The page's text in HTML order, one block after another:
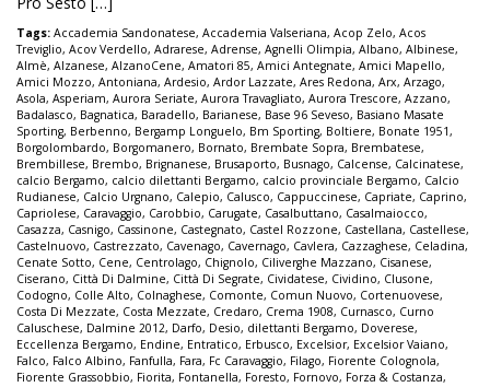
Tags: Accademia Sandonatese, Accademia Valseriana, Acop Zelo, Acos
Treviglio, Acov Verdello, Adrarese, Adrense, Agnelli Olimpia, Albano, Albinese,
Almè, Alzanese, AlzanoCene, Amatori 85, Amici Antegnate, Amici Mapello,
Amici Mozzo, Antoniana, Ardesio, Ardor Lazzate, Ares Redona, Arx, Arzago,
Asola, Asperiam, Aurora Seriate, Aurora Travagliato, Aurora Trescore, Azzano,
Badalasco, Bagnatica, Baradello, Barianese, Base 96 Seveso, Basiano Masate
Sporting, Berbenno, Bergamp Longuelo, Bm Sporting, Boltiere, Bonate 1951,
Borgolombardo, Borgomanero, Bornato, Brembate Sopra, Brembatese,
Brembillese, Brembo, Brignanese, Brusaporto, Busnago, Calcense, Calcinatese,
calcio Bergamo, calcio dilettanti Bergamo, calcio provinciale Bergamo, Calcio
Rudianese, Calcio Urgnano, Calepio, Calusco, Cappuccinese, Capriate, Caprino,
Capriolese, Caravaggio, Carobbio, Carugate, Casalbuttano, Casalmaiocco,
Casazza, Casnigo, Cassinone, Castegnato, Castel Rozzone, Castellana, Castellese,
Castelnuovo, Castrezzato, Cavenago, Cavernago, Cavlera, Cazzaghese, Celadina,
Cenate Sotto, Cene, Centrolago, Chignolo, Ciliverghe Mazzano, Cisanese,
Ciserano, Città Di Dalmine, Città Di Segrate, Cividatese, Cividino, Clusone,
Codogno, Colle Alto, Colnaghese, Comonte, Comun Nuovo, Cortenuovese,
Costa Di Mezzate, Costa Mezzate, Credaro, Crema 1908, Curnasco, Curno
Caluschese, Dalmine 2012, Darfo, Desio, dilettanti Bergamo, Doverese,
Eccellenza Bergamo, Endine, Entratico, Erbusco, Excelsior, Excelsior Vaiano,
Falco, Falco Albino, Fanfulla, Fara, Fc Caravaggio, Filago, Fiorente Colognola,
Fiorente Grassobbio, Fiorita, Fontanella, Foresto, Fornovo, Forza & Costanza,